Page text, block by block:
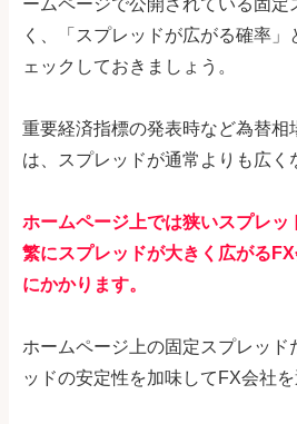
ームページで公開されている固定
く、「スプレッドが広がる確率
ェックしておきましょう。
重要経済指標の発表時など為替相
は、スプレッドが通常よりも広く
ホームページ上では狭いスプレッ
繁にスプレッドが大きく広がる
にかかります。
ホームページ上の固定スプレッド
ッドの安定性を加味してFX会社を